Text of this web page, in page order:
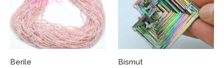
Berile Bismut